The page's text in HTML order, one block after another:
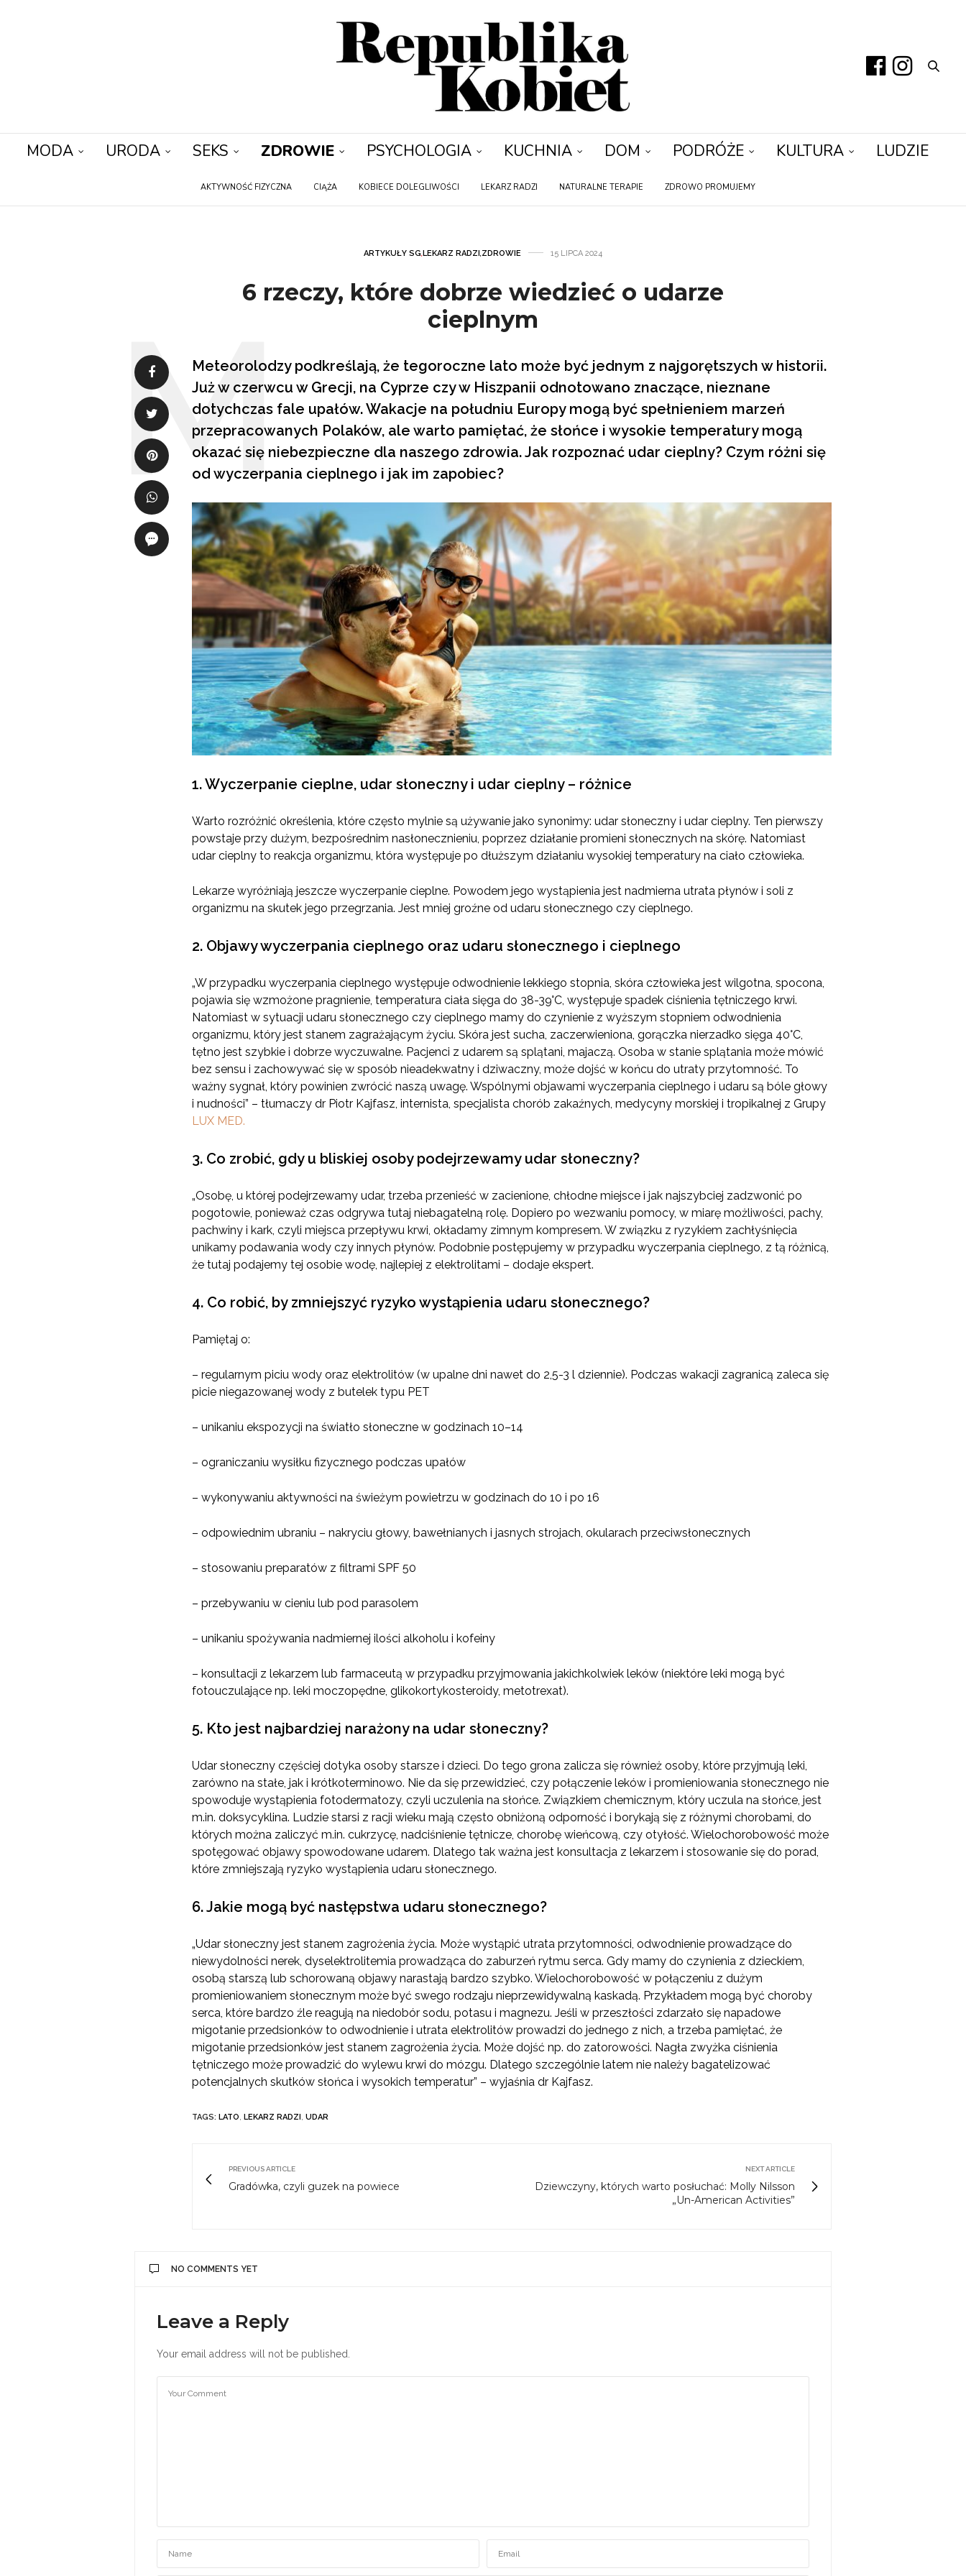
MODA URODA SEKS ZDROWIE PSYCHOLOGIA KUCHNIA DOM PODRÓŻE KULTURA LUDZIE
AKTYWNOŚĆ FIZYCZNA CIĄŻA KOBIECE DOLEGLIWOŚCI LEKARZ RADZI NATURALNE TERAPIE ZDROWO PROMUJEMY
ARTYKUŁY SG,LEKARZ RADZI,ZDROWIE 15 LIPCA 2024
6 rzeczy, które dobrze wiedzieć o udarze
cieplnym
Meteorolodzy podkreślają, że tegoroczne lato może być jednym z najgorętszych w historii.
Już w czerwcu w Grecji, na Cyprze czy w Hiszpanii odnotowano znaczące, nieznane
dotychczas fale upałów. Wakacje na południu Europy mogą być spełnieniem marzeń
przepracowanych Polaków, ale warto pamiętać, że słońce i wysokie temperatury mogą
okazać się niebezpieczne dla naszego zdrowia. Jak rozpoznać udar cieplny? Czym różni się
od wyczerpania cieplnego i jak im zapobiec?
1. Wyczerpanie cieplne, udar słoneczny i udar cieplny – różnice
Warto rozróżnić określenia, które często mylnie są używanie jako synonimy: udar słoneczny i udar cieplny. Ten pierwszy
powstaje przy dużym, bezpośrednim nasłonecznieniu, poprzez działanie promieni słonecznych na skórę. Natomiast
udar cieplny to reakcja organizmu, która występuje po dłuższym działaniu wysokiej temperatury na ciało człowieka.
Lekarze wyróżniają jeszcze wyczerpanie cieplne. Powodem jego wystąpienia jest nadmierna utrata płynów i soli z
organizmu na skutek jego przegrzania. Jest mniej groźne od udaru słonecznego czy cieplnego.
2. Objawy wyczerpania cieplnego oraz udaru słonecznego i cieplnego
„W przypadku wyczerpania cieplnego występuje odwodnienie lekkiego stopnia, skóra człowieka jest wilgotna, spocona,
pojawia się wzmożone pragnienie, temperatura ciała sięga do 38-39°C, występuje spadek ciśnienia tętniczego krwi.
Natomiast w sytuacji udaru słonecznego czy cieplnego mamy do czynienie z wyższym stopniem odwodnienia
organizmu, który jest stanem zagrażającym życiu. Skóra jest sucha, zaczerwieniona, gorączka nierzadko sięga 40°C,
tętno jest szybkie i dobrze wyczuwalne. Pacjenci z udarem są splątani, majaczą. Osoba w stanie splątania może mówić
bez sensu i zachowywać się w sposób nieadekwatny i dziwaczny, może dojść w końcu do utraty przytomność. To
ważny sygnał, który powinien zwrócić naszą uwagę. Wspólnymi objawami wyczerpania cieplnego i udaru są bóle głowy
i nudności” – tłumaczy dr Piotr Kajfasz, internista, specjalista chorób zakaźnych, medycyny morskiej i tropikalnej z Grupy
LUX MED.
3. Co zrobić, gdy u bliskiej osoby podejrzewamy udar słoneczny?
„Osobę, u której podejrzewamy udar, trzeba przenieść w zacienione, chłodne miejsce i jak najszybciej zadzwonić po
pogotowie, ponieważ czas odgrywa tutaj niebagatelną rolę. Dopiero po wezwaniu pomocy, w miarę możliwości, pachy,
pachwiny i kark, czyli miejsca przepływu krwi, okładamy zimnym kompresem. W związku z ryzykiem zachłyśnięcia
unikamy podawania wody czy innych płynów. Podobnie postępujemy w przypadku wyczerpania cieplnego, z tą różnicą,
że tutaj podajemy tej osobie wodę, najlepiej z elektrolitami – dodaje ekspert.
4. Co robić, by zmniejszyć ryzyko wystąpienia udaru słonecznego?
Pamiętaj o:
– regularnym piciu wody oraz elektrolitów (w upalne dni nawet do 2,5-3 l dziennie). Podczas wakacji zagranicą zaleca się
picie niegazowanej wody z butelek typu PET
– unikaniu ekspozycji na światło słoneczne w godzinach 10–14
– ograniczaniu wysiłku fizycznego podczas upałów
– wykonywaniu aktywności na świeżym powietrzu w godzinach do 10 i po 16
– odpowiednim ubraniu – nakryciu głowy, bawełnianych i jasnych strojach, okularach przeciwsłonecznych
– stosowaniu preparatów z filtrami SPF 50
– przebywaniu w cieniu lub pod parasolem
– unikaniu spożywania nadmiernej ilości alkoholu i kofeiny
– konsultacji z lekarzem lub farmaceutą w przypadku przyjmowania jakichkolwiek leków (niektóre leki mogą być
fotouczulające np. leki moczopędne, glikokortykosteroidy, metotrexat).
5. Kto jest najbardziej narażony na udar słoneczny?
Udar słoneczny częściej dotyka osoby starsze i dzieci. Do tego grona zalicza się również osoby, które przyjmują leki,
zarówno na stałe, jak i krótkoterminowo. Nie da się przewidzieć, czy połączenie leków i promieniowania słonecznego nie
spowoduje wystąpienia fotodermatozy, czyli uczulenia na słońce. Związkiem chemicznym, który uczula na słońce, jest
m.in. doksycyklina. Ludzie starsi z racji wieku mają często obniżoną odporność i borykają się z różnymi chorobami, do
których można zaliczyć m.in. cukrzycę, nadciśnienie tętnicze, chorobę wieńcową, czy otyłość. Wielochorobowość może
spotęgować objawy spowodowane udarem. Dlatego tak ważna jest konsultacja z lekarzem i stosowanie się do porad,
które zmniejszają ryzyko wystąpienia udaru słonecznego.
6. Jakie mogą być następstwa udaru słonecznego?
„Udar słoneczny jest stanem zagrożenia życia. Może wystąpić utrata przytomności, odwodnienie prowadzące do
niewydolności nerek, dyselektrolitemia prowadząca do zaburzeń rytmu serca. Gdy mamy do czynienia z dzieckiem,
osobą starszą lub schorowaną objawy narastają bardzo szybko. Wielochorobowość w połączeniu z dużym
promieniowaniem słonecznym może być swego rodzaju nieprzewidywalną kaskadą. Przykładem mogą być choroby
serca, które bardzo źle reagują na niedobór sodu, potasu i magnezu. Jeśli w przeszłości zdarzało się napadowe
migotanie przedsionków to odwodnienie i utrata elektrolitów prowadzi do jednego z nich, a trzeba pamiętać, że
migotanie przedsionków jest stanem zagrożenia życia. Może dojść np. do zatorowości. Nagła zwyżka ciśnienia
tętniczego może prowadzić do wylewu krwi do mózgu. Dlatego szczególnie latem nie należy bagatelizować
potencjalnych skutków słońca i wysokich temperatur” – wyjaśnia dr Kajfasz.
TAGS: LATO, LEKARZ RADZI, UDAR
PREVIOUS ARTICLE
Gradówka, czyli guzek na powiece
NEXT ARTICLE
Dziewczyny, których warto posłuchać: Molly Nilsson
„Un-American Activities”
NO COMMENTS YET
Leave a Reply
Your email address will not be published.